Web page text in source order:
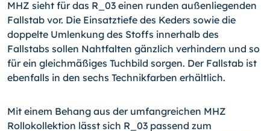
MHZ sieht für das R_03 einen runden außenliegenden
Fallstab vor. Die Einsatztiefe des Keders sowie die
doppelte Umlenkung des Stoffs innerhalb des
Fallstabs sollen Nahtfalten gänzlich verhindern und so
für ein gleichmäßiges Tuchbild sorgen. Der Fallstab ist
ebenfalls in den sechs Technikfarben erhältlich.
Mit einem Behang aus der umfangreichen MHZ
Rollokollektion lässt sich R_03 passend zum